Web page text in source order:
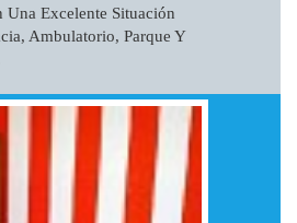
Una Excelente Situación
Ambulatorio, Parque Y